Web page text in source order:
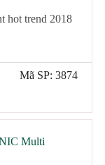
hot trend 2018
Mã SP: 3874